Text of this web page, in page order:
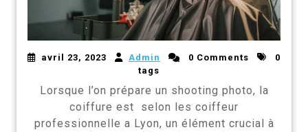
avril 23, 2023 Admin 0 Comments
0
tags
Lorsque l’on prépare un shooting photo, la
coiffure est selon les coiffeur
professionnelle a Lyon, un élément crucial à